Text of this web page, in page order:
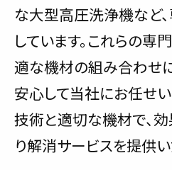
な大型高圧洗浄機など
しています。これらの専
適な機材の組み合わせ
安心して当社にお任せ
技術と適切な機材で、
り解消サービスを提供い